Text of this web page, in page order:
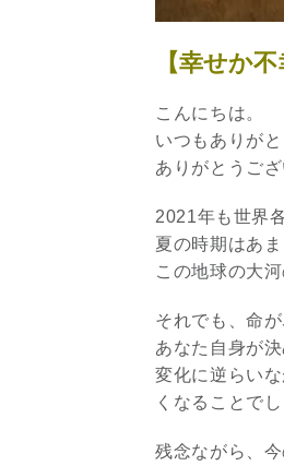
【幸せか
こんにちは。
いつもありがと
ありがとうござ
2021年も世界
夏の時期はあ
この地球の大
それでも、命
あなた自身が決
変化に逆らい
くなることでし
残念ながら、